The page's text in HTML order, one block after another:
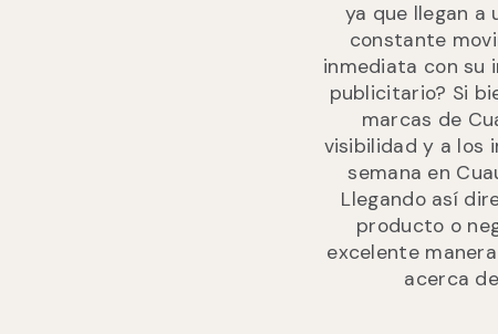
ya que llegan a
constante
inmediata con su
publicitario? Si
marcas de
visibilidad y a los
semana en
Llegando así
producto o
excelente
acerca